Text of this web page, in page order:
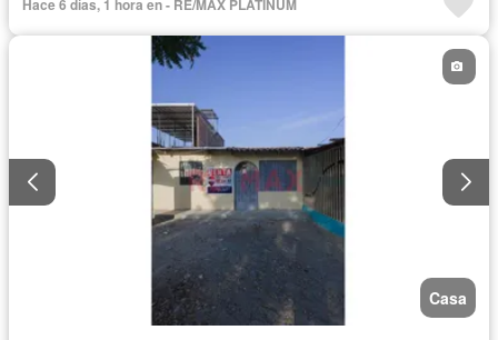
Hace 6 días, 1 hora en - RE/MAX PLATINUM
Casa